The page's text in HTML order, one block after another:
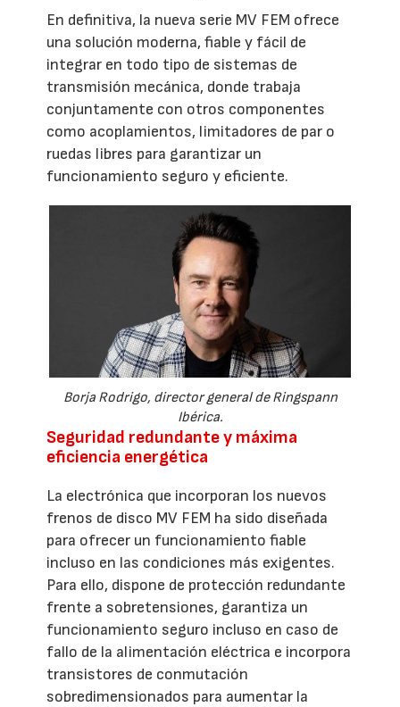
En definitiva, la nueva serie MV FEM ofrece
una solución moderna, fiable y fácil de
integrar en todo tipo de sistemas de
transmisión mecánica, donde trabaja
conjuntamente con otros componentes
como acoplamientos, limitadores de par o
ruedas libres para garantizar un
funcionamiento seguro y eficiente.
Borja Rodrigo, director general de Ringspann
Ibérica.
Seguridad redundante y máxima
eficiencia energética
La electrónica que incorporan los nuevos
frenos de disco MV FEM ha sido diseñada
para ofrecer un funcionamiento fiable
incluso en las condiciones más exigentes.
Para ello, dispone de protección redundante
frente a sobretensiones, garantiza un
funcionamiento seguro incluso en caso de
fallo de la alimentación eléctrica e incorpora
transistores de conmutación
sobredimensionados para aumentar la